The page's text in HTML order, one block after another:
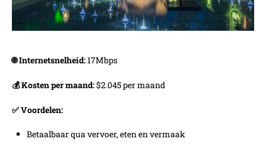
🌐Internetsnelheid:17Mbps
💰 Kosten per maand:$2.045 per maand
✅ Voordelen:
Betaalbaar qua vervoer, eten en vermaak